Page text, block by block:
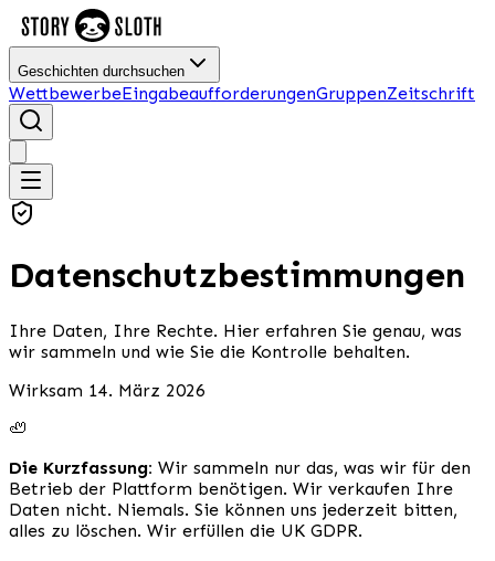
Geschichten durchsuchen
WettbewerbeEingabeaufforderungenGruppenZeitschrift
Datenschutzbestimmungen
Ihre Daten, Ihre Rechte. Hier erfahren Sie genau, was
wir sammeln und wie Sie die Kontrolle behalten.
Wirksam 14. März 2026
🦥
Die Kurzfassung: Wir sammeln nur das, was wir für den
Betrieb der Plattform benötigen. Wir verkaufen Ihre
Daten nicht. Niemals. Sie können uns jederzeit bitten,
alles zu löschen. Wir erfüllen die UK GDPR.